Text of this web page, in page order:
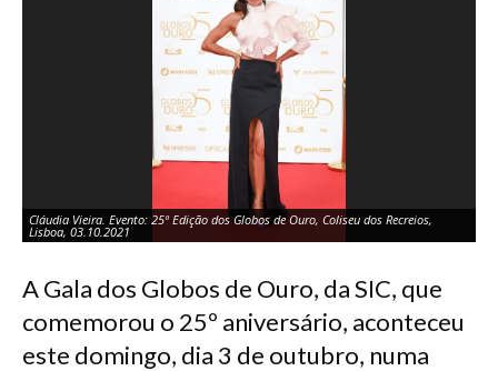
Cláudia Vieira. Evento: 25ª Edição dos Globos de Ouro, Coliseu dos Recreios,
Lisboa, 03.10.2021
A Gala dos Globos de Ouro, da SIC, que
comemorou o 25º aniversário, aconteceu
este domingo, dia 3 de outubro, numa